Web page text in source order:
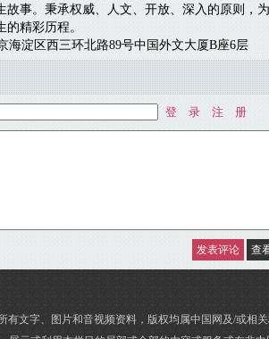
有文字、图片和音视频资料，版权均属中国网及/或